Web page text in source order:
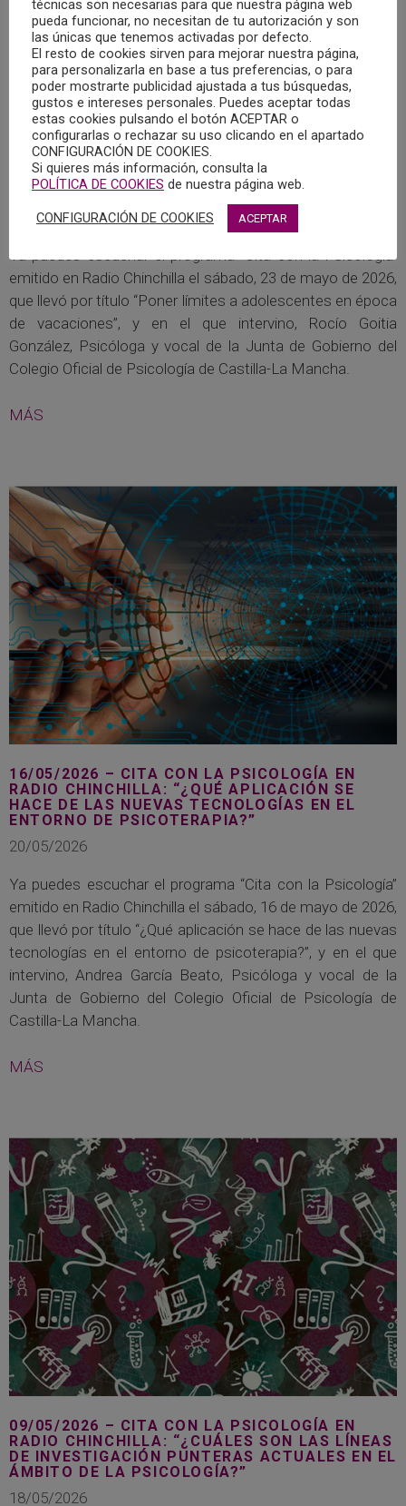
23/05/2026 – CITA CON LA PSICOLOGÍA EN
RADIO CHINCHILLA: “PONER LÍMITES A
ADOLESCENTES EN ÉPOCA DE VACACIONES”
27/05/2026
Ya puedes escuchar el programa “Cita con la Psicología”
emitido en Radio Chinchilla el sábado, 23 de mayo de 2026,
que llevó por título “Poner límites a adolescentes en época
de vacaciones”, y en el que intervino, Rocío Goitia
González, Psicóloga y vocal de la Junta de Gobierno del
Colegio Oficial de Psicología de Castilla-La Mancha.
MÁS
16/05/2026 – CITA CON LA PSICOLOGÍA EN
RADIO CHINCHILLA: “¿QUÉ APLICACIÓN SE
HACE DE LAS NUEVAS TECNOLOGÍAS EN EL
ENTORNO DE PSICOTERAPIA?”
20/05/2026
Ya puedes escuchar el programa “Cita con la Psicología”
emitido en Radio Chinchilla el sábado, 16 de mayo de 2026,
que llevó por título “¿Qué aplicación se hace de las nuevas
tecnologías en el entorno de psicoterapia?”, y en el que
intervino, Andrea García Beato, Psicóloga y vocal de la
Junta de Gobierno del Colegio Oficial de Psicología de
Castilla-La Mancha.
MÁS
09/05/2026 – CITA CON LA PSICOLOGÍA EN
RADIO CHINCHILLA: “¿CUÁLES SON LAS LÍNEAS
DE INVESTIGACIÓN PUNTERAS ACTUALES EN EL
ÁMBITO DE LA PSICOLOGÍA?”
18/05/2026
técnicas son necesarias para que nuestra página web
pueda funcionar, no necesitan de tu autorización y son
las únicas que tenemos activadas por defecto.
El resto de cookies sirven para mejorar nuestra página,
para personalizarla en base a tus preferencias, o para
poder mostrarte publicidad ajustada a tus búsquedas,
gustos e intereses personales. Puedes aceptar todas
estas cookies pulsando el botón ACEPTAR o
configurarlas o rechazar su uso clicando en el apartado
CONFIGURACIÓN DE COOKIES.
Si quieres más información, consulta la
POLÍTICA DE COOKIES de nuestra página web.
CONFIGURACIÓN DE COOKIES ACEPTAR